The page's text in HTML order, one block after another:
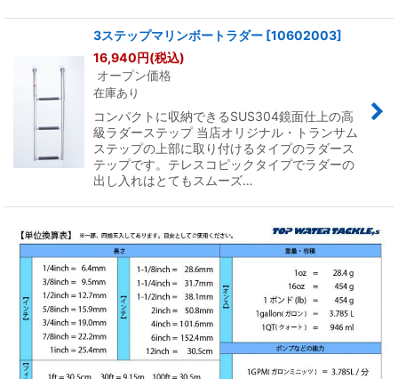
3ステップマリンボートラダー [10602003]
16,940円(税込)
オープン価格
在庫あり
コンパクトに収納できるSUS304鏡面仕上の高
級ラダーステップ 当店オリジナル・トランサム
ステップの上部に取り付けるタイプのラダース
テップです。テレスコピックタイプでラダーの
出し入れはとてもスムーズ…